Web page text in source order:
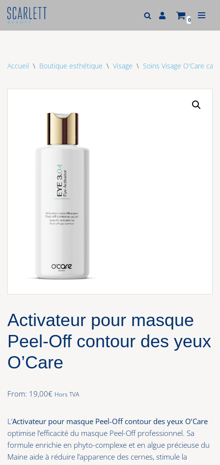
Aller
0
Accueil \ Boutique esthétique \ Visage \ Soins Visage O'Care
Activateur pour masque
Peel-Off contour des yeux
O’Care
From: 19,00€ Hors TVA
L’Activateur pour masque Peel-Off contour des yeux O’Care
optimise l’efficacité du masque Peel-Off professionnel. Sa
formule enrichie en phyto-complexe et en algue précieuse du
Maine aide à réduire l’apparence des cernes, stimule la